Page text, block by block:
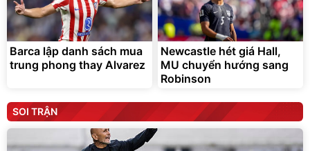
Barca lập danh sách mua
trung phong thay Alvarez
Newcastle hét giá Hall,
MU chuyển hướng sang
Robinson
SOI TRẬN